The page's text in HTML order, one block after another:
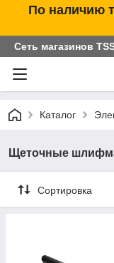
По наличию
Сеть магазинов
Каталог
Щеточные
Сортировка